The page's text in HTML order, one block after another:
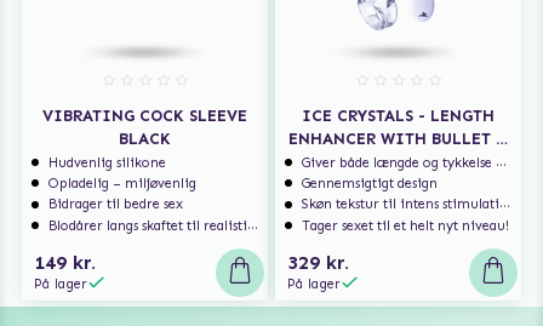
VIBRATING COCK SLEEVE
BLACK
Hudvenlig silikone
Opladelig – miljøvenlig
Bidrager til bedre sex
Blodårer langs skaftet til realistisk nydelse
149 kr.
På lager
ICE CRYSTALS - LENGTH
ENHANCER WITH BULLET &
RC
Giver både længde og tykkelse – for hendes nydelse
Gennemsigtigt design
Skøn tekstur til intens stimulation!
Tager sexet til et helt nyt niveau!
329 kr.
På lager